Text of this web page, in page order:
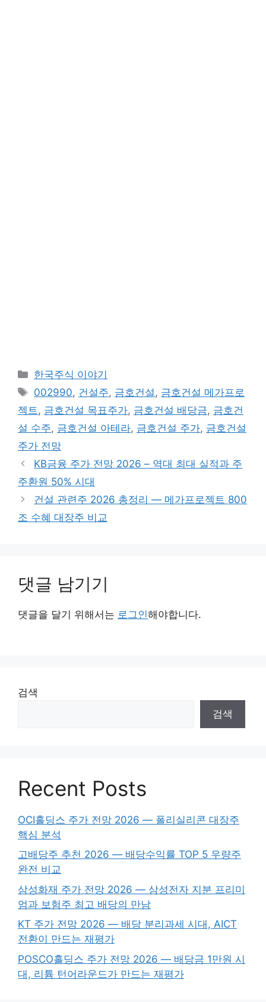
카
테
리
한국주식 이야기
태
그
002990, 건설주, 금호건설 , 금호건설 메가프로
젝트, 금호건설 목표주가, 금호건설 배당금, 금호건
설 수주, 금호건설 아테라, 금호건설 주가, 금호건설
주가 전망
KB금융 주가 전망 2026 – 역대 최대 실적과 주
주환원 50% 시대
건설 관련주 2026 총정리 — 메가프로젝트 800
조 수혜 대장주 비교
댓글 남기기
댓글을 달기 위해서는 로그인해야합니다.
검색
검색
Recent Posts
OCI홀딩스 주가 전망 2026 — 폴리실리콘 대장주
핵심 분석
고배당주 추천 2026 — 배당수익률 TOP 5 우량주
완전 비교
삼성화재 주가 전망 2026 — 삼성전자 지분 프리미
엄과 보험주 최고 배당의 만남
KT 주가 전망 2026 — 배당 분리과세 시대, AICT
전환이 만드는 재평가
POSCO홀딩스 주가 전망 2026 — 배당금 1만원 시
대, 리튬 턴어라운드가 만드는 재평가